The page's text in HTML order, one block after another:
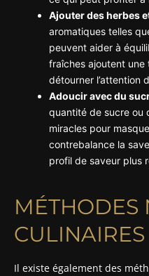
Ajouter des herbes
aromatiques telles
peuvent aider à
fraîches ajoutent
détourner l’attention
Adoucir avec du
quantité de sucre ou
miracles pour
contrebalance la
profil de saveur plus
MÉTHODES
CULINAIRES
Il existe également des